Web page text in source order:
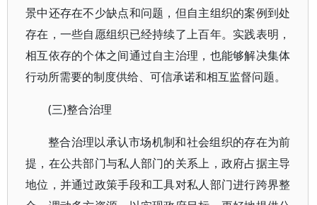
景中还存在不少缺点和问题，但自主组织的案例到处
存在，一些自愿组织已经持续了上百年。实践表明，
相互依存的个体之间通过自主治理，也能够解决集体
行动所需要的制度供给、可信承诺和相互监督问题。
(三)整合治理
整合治理以承认市场机制和社会组织的存在为前
提，在公共部门与私人部门的关系上，政府占据主导
地位，并通过政策手段和工具对私人部门进行跨界整